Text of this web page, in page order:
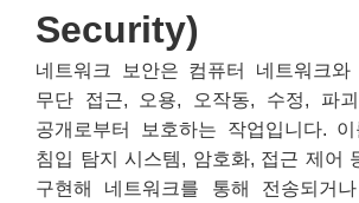
Security)
네트워크 보안은 컴퓨터 네트워크
무단 접근, 오용, 오작동, 수정, 파
공개로부터 보호하는 작업입니다.
침입 탐지 시스템, 암호화, 접근 제어
구현해 네트워크를 통해 전송되거